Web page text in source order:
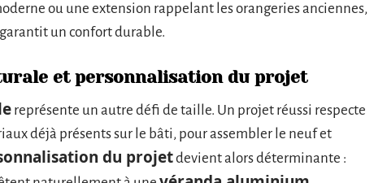
ou une extension rappelant les orangeries anciennes,
un confort durable.
et personnalisation du projet
représente un autre défi de taille. Un projet réussi respecte
déjà présents sur le bâti, pour assembler le neuf et
du projetdevient alors déterminante :